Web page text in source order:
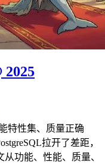
2025
特性集、质量正确
拉开了差距，
功能、性能、质量、